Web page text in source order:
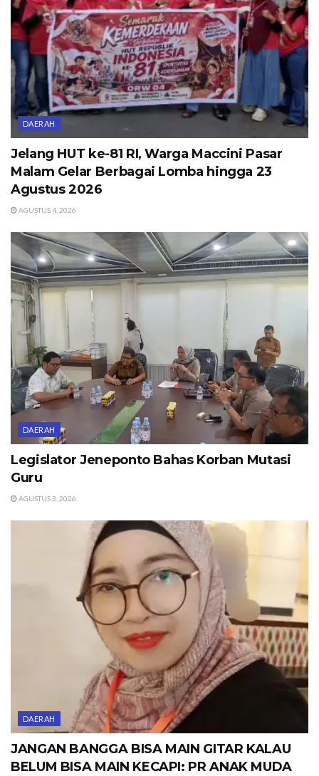
DAERAH
Jelang HUT ke-81 RI, Warga Maccini Pasar
Malam Gelar Berbagai Lomba hingga 23
Agustus 2026
AGUSTUS 4, 2026
DAERAH
Legislator Jeneponto Bahas Korban Mutasi
Guru
AGUSTUS 3, 2026
DAERAH
JANGAN BANGGA BISA MAIN GITAR KALAU
BELUM BISA MAIN KECAPI: PR ANAK MUDA